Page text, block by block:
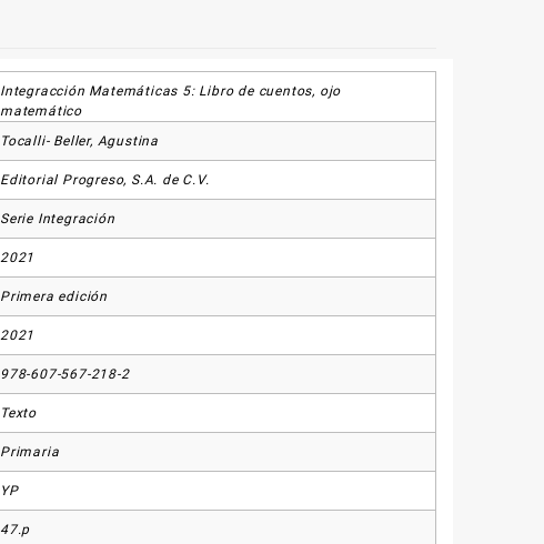
Integracción Matemáticas 5: Libro de cuentos, ojo
matemático
Tocalli- Beller, Agustina
Editorial Progreso, S.A. de C.V.
Serie Integración
2021
Primera edición
2021
978-607-567-218-2
Texto
Primaria
YP
47.p